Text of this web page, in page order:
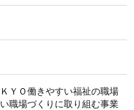
ＹＯ働きやすい福祉の職場
職場づくりに取り組む事業